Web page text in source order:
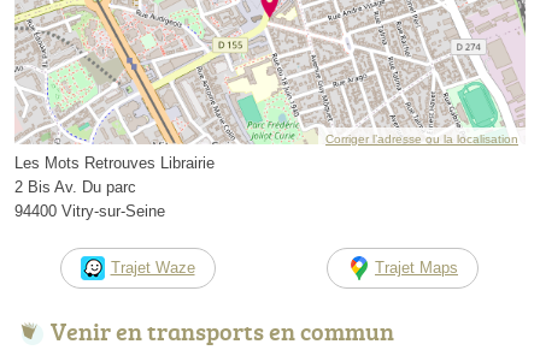
Corriger l’adresse ou la localisation
Les Mots Retrouves Librairie
2 Bis Av. Du parc
94400 Vitry-sur-Seine
Trajet Waze Trajet Maps
Venir en transports en commun